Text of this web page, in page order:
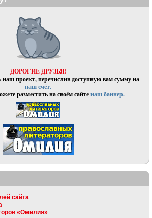
ДОРОГИЕ ДРУЗЬЯ!
проект, перечислив доступную вам сумму на
наш счёт.
разместить на своём сайтенаш баннер.
сайта
«Омилия»